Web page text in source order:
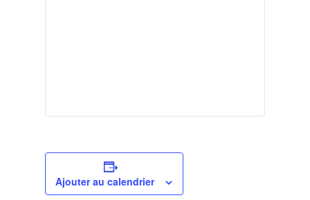
Ajouter au calendrier